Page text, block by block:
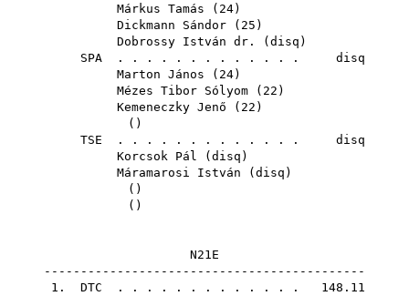
Márkus Tamás ( 24)
Dickmann Sándor ( 25 )
Dobrossy István dr.
( disq )
SPA . . . . . . . . . . . . . disq
Marton János ( 24)
Mézes Tibor Sólyom ( 22 )
Kemeneczky Jenő ( 22 )
()
TSE . . . . . . . . . . . . . disq
Korcsok Pál ( disq )
Máramarosi István ( disq )
()
()
N21E
--------------------------------------------
1. DTC . . . . . . . . . . . . . 148.11